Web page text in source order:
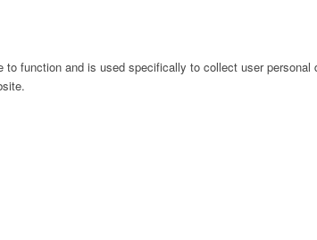
function and is used specifically to collect user